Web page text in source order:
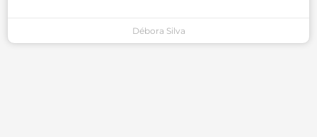
Débora Silva